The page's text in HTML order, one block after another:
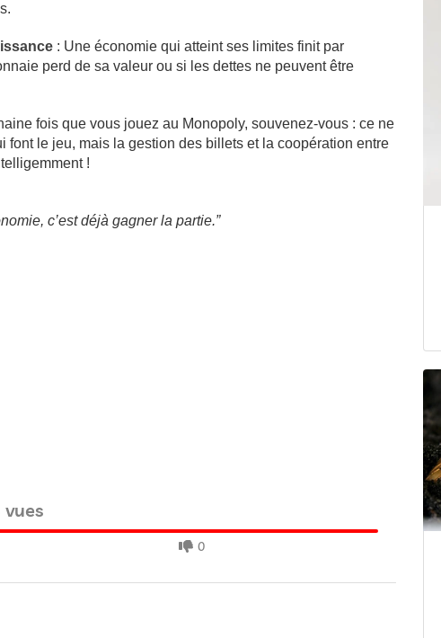
: Une économie qui atteint ses limites finit par
perd de sa valeur ou si les dettes ne peuvent être
fois que vous jouez au Monopoly, souvenez-vous : ce ne
font le jeu, mais la gestion des billets et la coopération entre
!
c’est déjà gagner la partie.”
0